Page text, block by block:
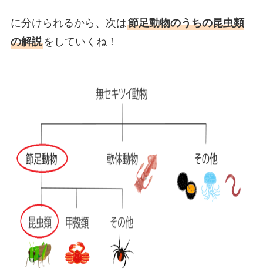
に分けられるから、次は節足動物のうちの昆虫類
の解説をしていくね！